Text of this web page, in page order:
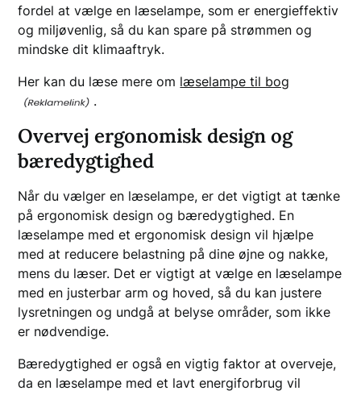
fordel at vælge en læselampe, som er energieffektiv
og miljøvenlig, så du kan spare på strømmen og
mindske dit klimaaftryk.
Her kan du læse mere om læselampe til bog
.
Overvej ergonomisk design og
bæredygtighed
Når du vælger en læselampe, er det vigtigt at tænke
på ergonomisk design og bæredygtighed. En
læselampe med et ergonomisk design vil hjælpe
med at reducere belastning på dine øjne og nakke,
mens du læser. Det er vigtigt at vælge en læselampe
med en justerbar arm og hoved, så du kan justere
lysretningen og undgå at belyse områder, som ikke
er nødvendige.
Bæredygtighed er også en vigtig faktor at overveje,
da en læselampe med et lavt energiforbrug vil